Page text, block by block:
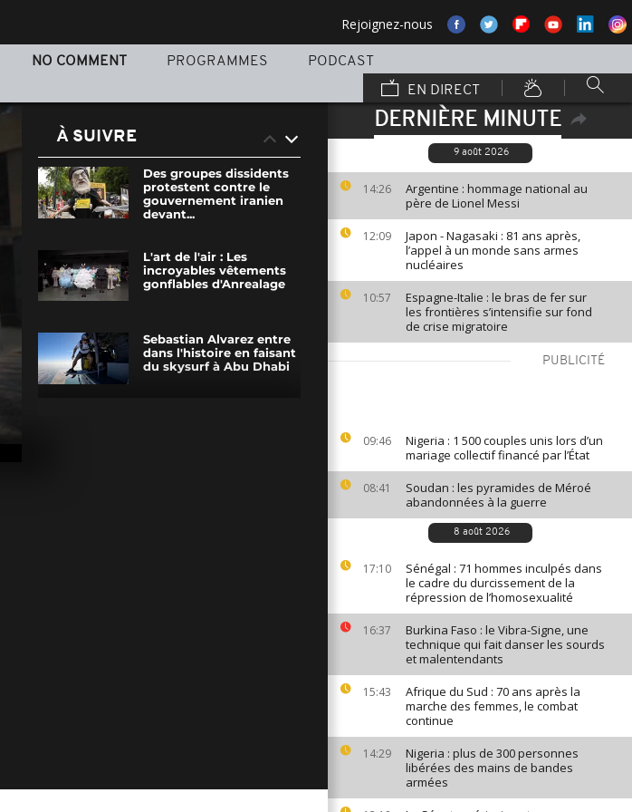
Rejoignez-nous
NO COMMENT PROGRAMMES
PODCAST
EN DIRECT
DERNIÈRE MINUTE
9 août 2026
14:26
Argentine : hommage national au
père de Lionel Messi
12:09
Japon - Nagasaki : 81 ans après,
l’appel à un monde sans armes
nucléaires
10:57
Espagne-Italie : le bras de fer sur
les frontières s’intensifie sur fond
de crise migratoire
PUBLICITÉ
09:46
Nigeria : 1 500 couples unis lors d’un
mariage collectif financé par l’État
08:41
Soudan : les pyramides de Méroé
abandonnées à la guerre
8 août 2026
17:10
Sénégal : 71 hommes inculpés dans
le cadre du durcissement de la
répression de l’homosexualité
16:37
Burkina Faso : le Vibra-Signe, une
technique qui fait danser les sourds
et malentendants
15:43
Afrique du Sud : 70 ans après la
marche des femmes, le combat
continue
14:29
Nigeria : plus de 300 personnes
libérées des mains de bandes
armées
À SUIVRE
Des groupes dissidents
protestent contre le
gouvernement iranien
devant...
L'art de l'air : Les
incroyables vêtements
gonflables d'Anrealage
Sebastian Alvarez entre
dans l'histoire en faisant
du skysurf à Abu Dhabi